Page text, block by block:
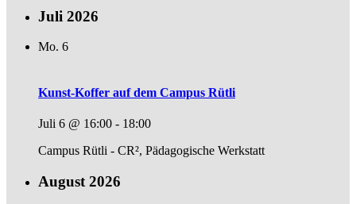
Juli 2026
Mo. 6
Kunst-Koffer auf dem Campus Rütli
Juli 6 @ 16:00 - 18:00
Campus Rütli - CR², Pädagogische Werkstatt
August 2026